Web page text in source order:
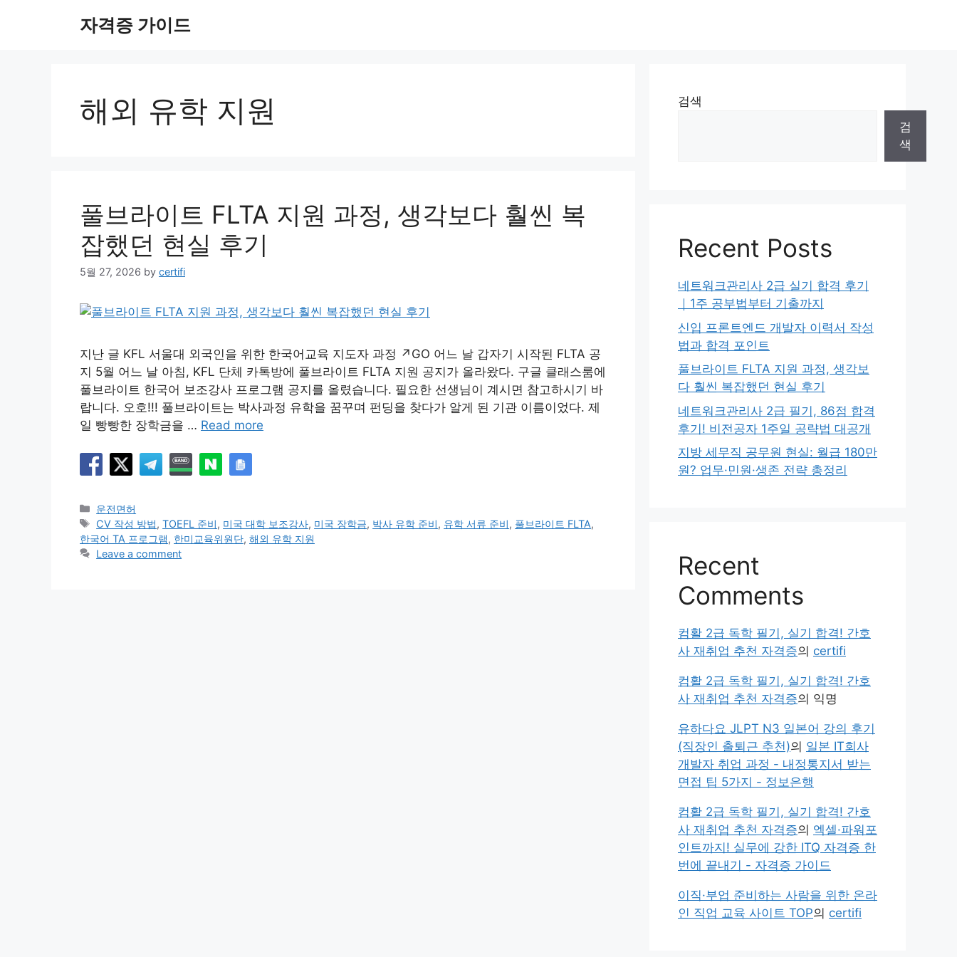
자격증 가이드
해외 유학 지원
풀브라이트 FLTA 지원 과정, 생각보다 훨씬 복
잡했던 현실 후기
5월 27, 2026 by certifi
지난 글 KFL 서울대 외국인을 위한 한국어교육 지도자 과정 ↗GO 어느 날 갑자기 시작된 FLTA 공
지 5월 어느 날 아침, KFL 단체 카톡방에 풀브라이트 FLTA 지원 공지가 올라왔다. 구글 클래스룸에
풀브라이트 한국어 보조강사 프로그램 공지를 올렸습니다. 필요한 선생님이 계시면 참고하시기 바
랍니다. 오호!!! 풀브라이트는 박사과정 유학을 꿈꾸며 펀딩을 찾다가 알게 된 기관 이름이었다. 제
일 빵빵한 장학금을 … Read more
Categories
운전면허
Tags
CV 작성 방법,TOEFL 준비, 미국 대학 보조강사, 미국 장학금, 박사 유학 준비, 유학 서류 준비, 풀브라이트 FLTA,
한국어 TA 프로그램, 한미교육위원단, 해외 유학 지원
Leave a comment
검색
검
색
Recent Posts
네트워크관리사 2급 실기 합격 후기
｜1주 공부법부터 기출까지
신입 프론트엔드 개발자 이력서 작성
법과 합격 포인트
풀브라이트 FLTA 지원 과정, 생각보
다 훨씬 복잡했던 현실 후기
네트워크관리사 2급 필기, 86점 합격
후기! 비전공자 1주일 공략법 대공개
지방 세무직 공무원 현실: 월급 180만
원? 업무·민원·생존 전략 총정리
Recent
Comments
컴활 2급 독학 필기, 실기 합격! 간호
사 재취업 추천 자격증의 certifi
컴활 2급 독학 필기, 실기 합격! 간호
사 재취업 추천 자격증의 익명
유하다요 JLPT N3 일본어 강의 후기
(직장인 출퇴근 추천)의 일본 IT회사
개발자 취업 과정 - 내정통지서 받는
면접 팁 5가지 - 정보은행
컴활 2급 독학 필기, 실기 합격! 간호
사 재취업 추천 자격증의 엑셀·파워포
인트까지! 실무에 강한 ITQ 자격증 한
번에 끝내기 - 자격증 가이드
이직·부업 준비하는 사람을 위한 온라
인 직업 교육 사이트 TOP의 certifi